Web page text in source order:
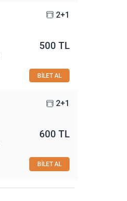
2+1
500 TL
BİLET AL
2+1
600 TL
BİLET AL